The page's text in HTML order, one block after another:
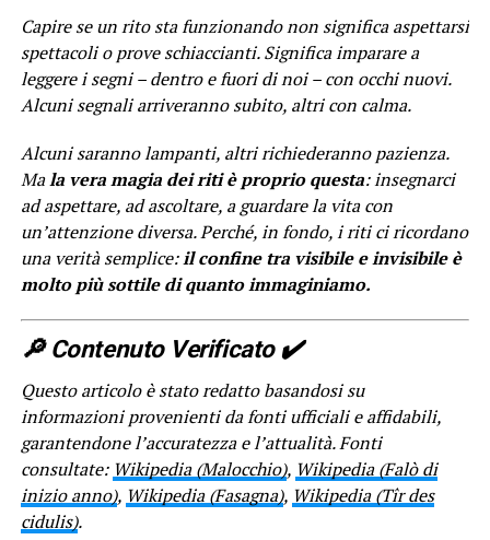
Capire se un rito sta funzionando non significa aspettarsi
spettacoli o prove schiaccianti. Significa imparare a
leggere i segni – dentro e fuori di noi – con occhi nuovi.
Alcuni segnali arriveranno subito, altri con calma.
Alcuni saranno lampanti, altri richiederanno pazienza.
Mala vera magia dei riti è proprio questa: insegnarci
ad aspettare, ad ascoltare, a guardare la vita con
un’attenzione diversa. Perché, in fondo, i riti ci ricordano
una verità semplice:il confine tra visibile e invisibile è
molto più sottile di quanto immaginiamo.
🔎​ Contenuto Verificato ✔️
Questo articolo è stato redatto basandosi su
informazioni provenienti da fonti ufficiali e affidabili,
garantendone l’accuratezza e l’attualità. Fonti
consultate: Wikipedia (Malocchio), Wikipedia (Falò di
inizio anno), Wikipedia (Fasagna), Wikipedia (Tîr des
cidulis).